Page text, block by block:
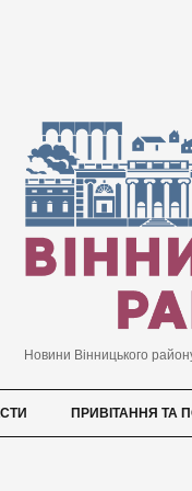
Новини Вінницького
ПРИВІТАННЯ ТА